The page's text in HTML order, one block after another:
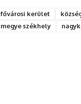
fővárosi kerület
megye székhely